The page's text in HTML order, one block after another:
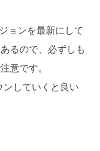
ョンを最新にして
るので、必ずしも
意です。
していくと良い